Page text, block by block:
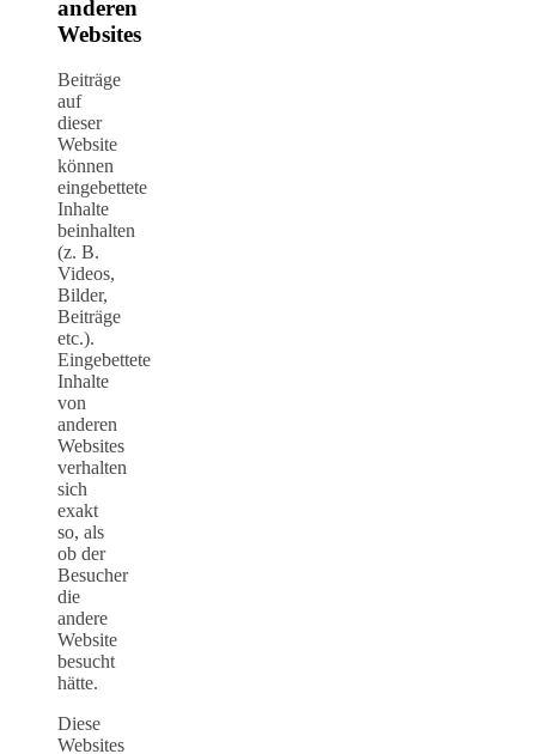
anderen
Websites
Beiträge
auf
dieser
Website
können
eingebettete
Inhalte
beinhalten
(z. B.
Videos,
Bilder,
Beiträge
etc.).
Eingebettete
Inhalte
von
anderen
Websites
verhalten
sich
exakt
so, als
ob der
Besucher
die
andere
Website
besucht
hätte.
Diese
Websites